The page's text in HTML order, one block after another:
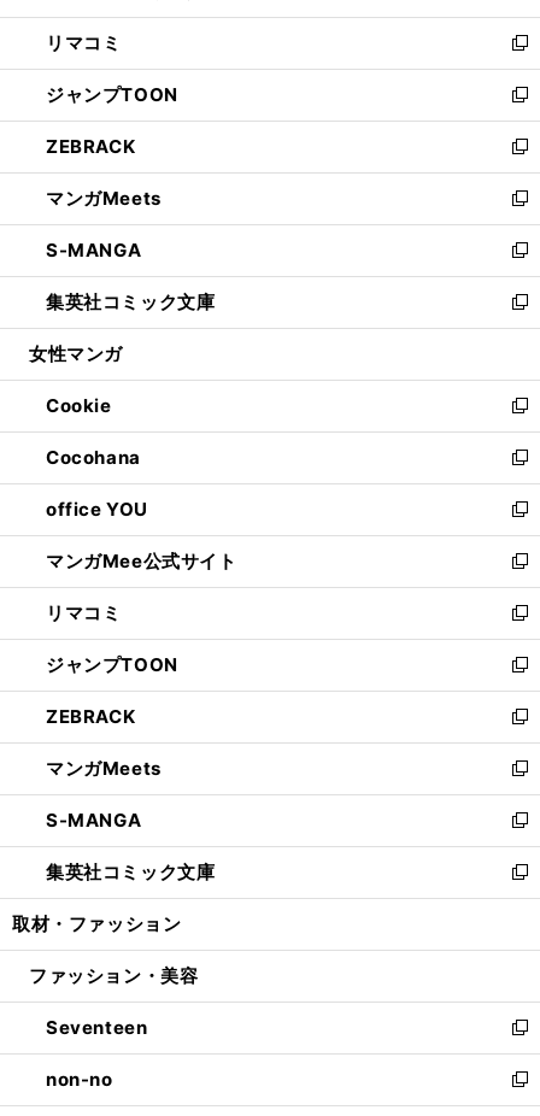
ウ
で
開
く
ン
ド
ウ
で
開
く
ウ
ィ
ン
ド
ウ
で
開
く
し
い
ウ
ィ
ン
ド
ウ
で
開
く
リマコミ
新
し
い
ウ
ィ
ン
ド
ウ
で
開
く
ジャンプTOON
新
し
い
ウ
ィ
ン
ド
ウ
で
開
ZEBRACK
新
し
い
ウ
ィ
ン
ド
ウ
開
く
マンガMeets
新
し
い
ウ
ィ
ン
ウ
で
開
く
S-MANGA
新
し
い
ウ
ン
ド
ウ
で
開
く
集英社コミック文庫
新
し
ウ
ィ
ン
ド
ウ
で
開
く
女性マンガ
Cookie
新
し
い
ウ
ィ
ン
ド
ウ
で
開
く
Cocohana
新
し
い
ウ
ィ
ン
ド
ウ
で
開
く
office YOU
新
し
い
ウ
ィ
ン
ド
ウ
で
開
く
マンガMee公式サイト
新
し
い
ウ
ィ
ン
ド
ウ
で
開
く
リマコミ
新
し
い
ウ
ィ
ン
ド
ウ
で
開
く
ジャンプTOON
新
し
い
ウ
ィ
ン
ド
ウ
で
開
ZEBRACK
新
し
い
ウ
ィ
ン
ド
ウ
開
マンガMeets
新
し
い
ウ
ィ
ン
ウ
開
く
S-MANGA
新
し
い
ウ
ン
ウ
で
開
く
集英社コミック文庫
新
し
ウ
ン
ド
ウ
で
開
取材・ファッション
ファッション・美容
Seventeen
新
し
い
ウ
non-no
新
し